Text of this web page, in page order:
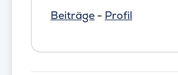
Beiträge - Profil